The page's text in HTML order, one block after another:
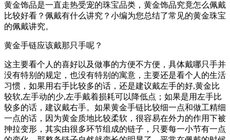
黄金饰品是一直走热受宠的珠宝品类，黄金饰品究竟怎么佩戴
比较好看？佩戴有什么讲究？小编为您总结了常见的黄金珠宝
的佩戴讲究。
黄金手链应该戴那只手呢？
这主要看个人的喜好以及做事的方便不方便，具体戴哪只手并
没有特别的规定，也没有特别的寓意，主要还是看个人的生活
习惯，如果用右手比较多的话，还是建议戴左手的好,黄金比
较软,左手动的少,左手戴着损耗可以降低点；如果是用左手比
较多的话，建议戴右手。如果黄金手链比较细一点和做工精细
一点的话，因为黄金质地比较柔软，很容易在外力的作用下被
抻拉变形，其实由很多环节组成的链子，只要每一小节有一点